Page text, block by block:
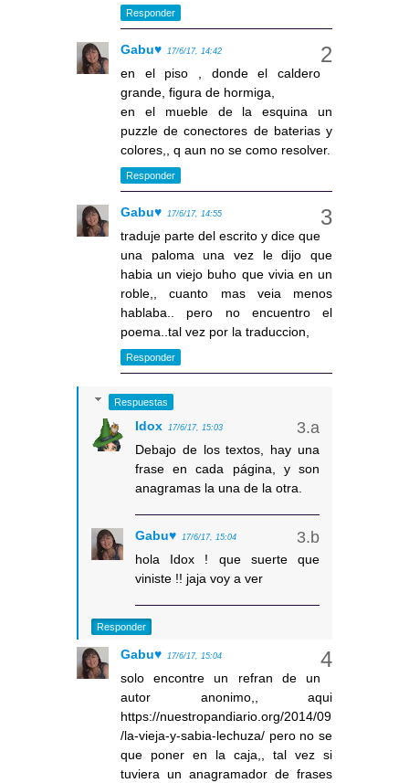
Responder
Gabu♥ 17/6/17, 14:42
en el piso , donde el caldero
grande, figura de hormiga,
en el mueble de la esquina un
puzzle de conectores de baterias y
colores,, q aun no se como resolver.
Responder
Gabu♥ 17/6/17, 14:55
traduje parte del escrito y dice que
una paloma una vez le dijo que
habia un viejo buho que vivia en un
roble,, cuanto mas veia menos
hablaba.. pero no encuentro el
poema..tal vez por la traduccion,
Responder
Respuestas
Idox 17/6/17, 15:03
Debajo de los textos, hay una
frase en cada página, y son
anagramas la una de la otra.
Gabu♥ 17/6/17, 15:04
hola Idox ! que suerte que
viniste !! jaja voy a ver
Responder
Gabu♥ 17/6/17, 15:04
solo encontre un refran de un
autor anonimo,, aqui
https://nuestropandiario.org/2014/09
/la-vieja-y-sabia-lechuza/ pero no se
que poner en la caja,, tal vez si
tuviera un anagramador de frases